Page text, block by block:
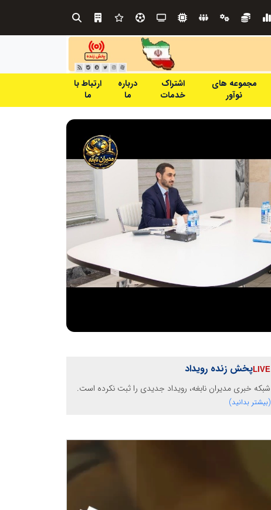
راهکارهای بومی جایگزین تحریم میشود
مجموعه های
نوآور
اشتراک
خدمات
درباره
ما
ارتباط با
ما
پخش زنده رویداد
شبکه خبری مدیران نابغه، رویداد جدیدی را ثبت نکرده است.
(بیشتر بدانید)